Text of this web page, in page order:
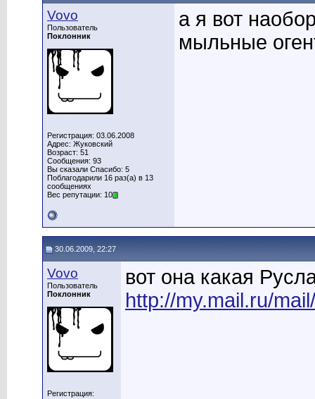
Vovo
Пользователь
Поклонник
Регистрация: 03.06.2008
Адрес: Жуковский
Возраст: 51
Сообщения: 93
Вы сказали Спасибо: 5
Поблагодарили 16 раз(а) в 13
сообщениях
Вес репутации: 10
а я вот
мыльные
30.06.2009, 22:27
Vovo
Пользователь
Поклонник
Регистрация:
вот она какая
http://my.mail.ru/